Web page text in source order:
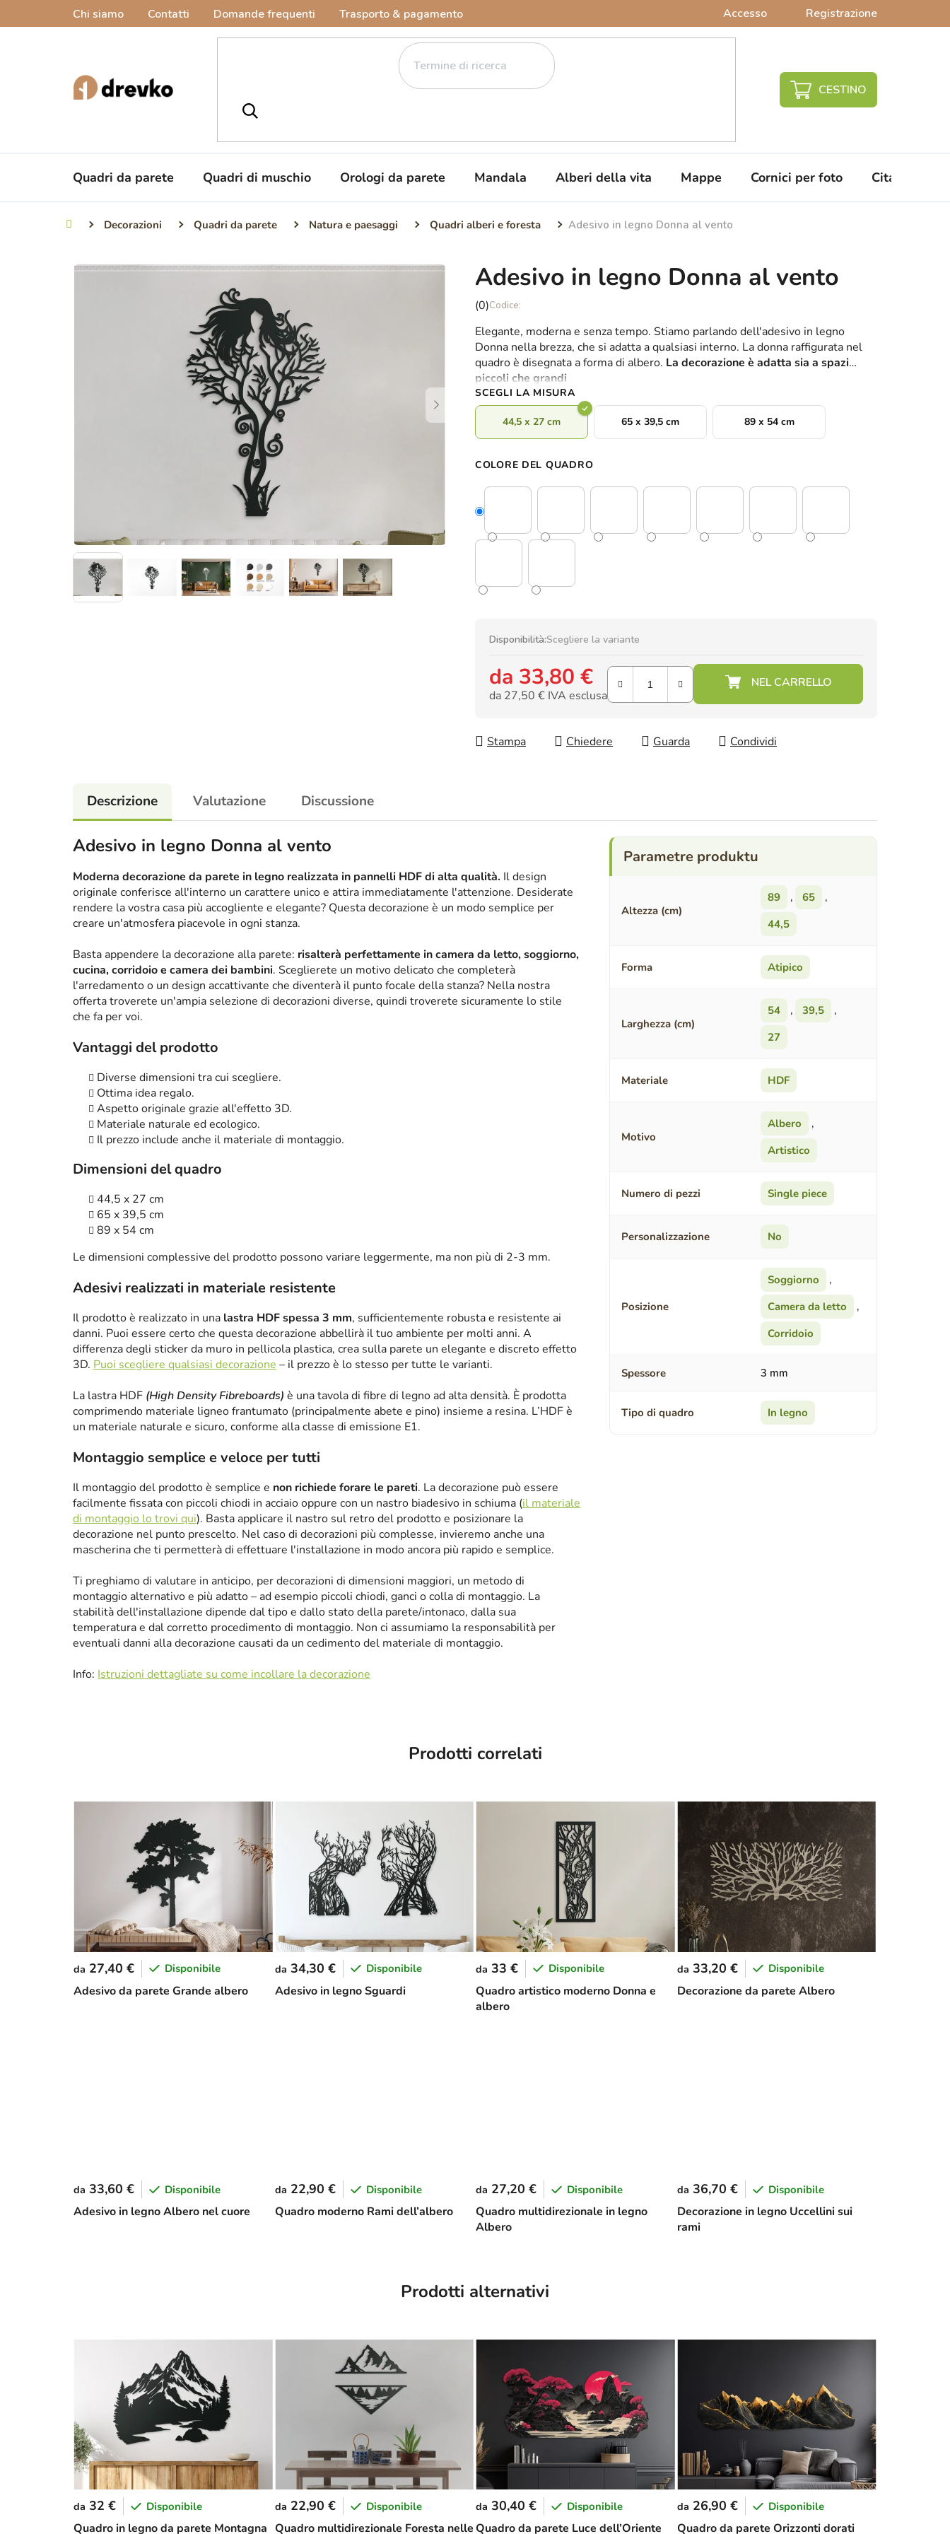
Chi siamo Contatti Domande frequenti Trasporto & pagamento Accesso Registrazione
CARRELLO
SPESA
Quadri da parete Quadri di muschio Orologi da parete Mandala Alberi della vita Mappe Cornici per foto Citazioni da
Casa Decorazioni Quadri da parete Natura e paesaggi Quadri alberi e foresta Adesivo in legno Donna al vento
Adesivo in legno Donna al vento
La
media
del
prodotto
è
0,0
su
(0)
Elegante, moderna e senza tempo. Stiamo parlando dell'adesivo in legno
Donna nella brezza, che si adatta a qualsiasi interno. La donna raffigurata nel
quadro è disegnata a forma di albero. La decorazione è adatta sia a spazi
piccoli che grandi
SCEGLI LA MISURA
44,5 x 27 cm 65 x 39,5 cm 89 x 54 cm
COLORE DEL QUADRO
Disponibilità:Scegliere la variante
da 33,80 €
da 27,50 € IVA esclusa
Stampa
Chiedere Guarda Condividi
Descrizione Valutazione Discussione
Adesivo in legno Donna al vento
Moderna decorazione da parete in legno realizzata in pannelli HDF di alta qualità. Il design
originale conferisce all'interno un carattere unico e attira immediatamente l'attenzione. Desiderate
rendere la vostra casa più accogliente e elegante? Questa decorazione è un modo semplice per
creare un'atmosfera piacevole in ogni stanza.
Basta appendere la decorazione alla parete: risalterà perfettamente in camera da letto, soggiorno,
cucina, corridoio e camera dei bambini. Sceglierete un motivo delicato che completerà
l'arredamento o un design accattivante che diventerà il punto focale della stanza? Nella nostra
offerta troverete un'ampia selezione di decorazioni diverse, quindi troverete sicuramente lo stile
che fa per voi.
Vantaggi del prodotto
Diverse dimensioni tra cui scegliere.
Ottima idea regalo.
Aspetto originale grazie all'effetto 3D.
Materiale naturale ed ecologico.
Il prezzo include anche il materiale di montaggio.
Dimensioni del quadro
44,5 x 27 cm
65 x 39,5 cm
89 x 54 cm
Le dimensioni complessive del prodotto possono variare leggermente, ma non più di 2-3 mm.
Adesivi realizzati in materiale resistente
Il prodotto è realizzato in una lastra HDF spessa 3 mm, sufficientemente robusta e resistente ai
danni. Puoi essere certo che questa decorazione abbellirà il tuo ambiente per molti anni. A
differenza degli sticker da muro in pellicola plastica, crea sulla parete un elegante e discreto effetto
3D. Puoi scegliere qualsiasi decorazione – il prezzo è lo stesso per tutte le varianti.
La lastra HDF (High Density Fibreboards) è una tavola di fibre di legno ad alta densità. È prodotta
comprimendo materiale ligneo frantumato (principalmente abete e pino) insieme a resina. L’HDF è
un materiale naturale e sicuro, conforme alla classe di emissione E1.
Montaggio semplice e veloce per tutti
Il montaggio del prodotto è semplice e non richiede forare le pareti. La decorazione può essere
facilmente fissata con piccoli chiodi in acciaio oppure con un nastro biadesivo in schiuma (il materiale
di montaggio lo trovi qui). Basta applicare il nastro sul retro del prodotto e posizionare la
decorazione nel punto prescelto. Nel caso di decorazioni più complesse, invieremo anche una
mascherina che ti permetterà di effettuare l'installazione in modo ancora più rapido e semplice.
Ti preghiamo di valutare in anticipo, per decorazioni di dimensioni maggiori, un metodo di
montaggio alternativo e più adatto – ad esempio piccoli chiodi, ganci o colla di montaggio. La
stabilità dell'installazione dipende dal tipo e dallo stato della parete/intonaco, dalla sua
temperatura e dal corretto procedimento di montaggio. Non ci assumiamo la responsabilità per
eventuali danni alla decorazione causati da un cedimento del materiale di montaggio.
Info: Istruzioni dettagliate su come incollare la decorazione
Altezza (cm)
89 , 65
,
44,5
Forma Atipico
Larghezza (cm)
54 , 39,5
,
27
Materiale HDF
Motivo
Albero
,
Artistico
Numero di pezzi Single piece
Personalizzazione No
Posizione
Soggiorno
,
Camera da letto
,
Corridoio
Spessore 3 mm
Tipo di quadro In legno
Prodotti correlati
Adesivo da parete Grande albero
da 27,40 € Disponibile
Adesivo in legno Sguardi
da 34,30 € Disponibile
Quadro artistico moderno Donna e
albero
da 33 € Disponibile
Decorazione da parete Albero
da 33,20 € Disponibile
Adesivo in legno Albero nel cuore
da 33,60 € Disponibile
Quadro moderno Rami dell’albero
da 22,90 € Disponibile
Quadro multidirezionale in legno
Albero
da 27,20 € Disponibile
Decorazione in legno Uccellini sui
rami
da 36,70 € Disponibile
Prodotti alternativi
Quadro in legno da parete Montagna
da 32 € Disponibile
Quadro multidirezionale Foresta nelle
da 22,90 € Disponibile
Quadro da parete Luce dell’Oriente
da 30,40 € Disponibile
Quadro da parete Orizzonti dorati
da 26,90 € Disponibile